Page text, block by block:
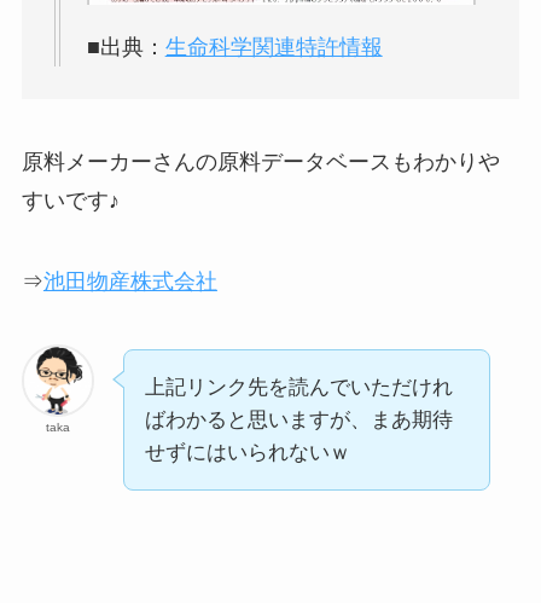
■出典： 生命科学関連特許情報
原料メーカーさんの原料データベースもわかりや
すいです♪
⇒池田物産株式会社
taka
上記リンク先を読んでいただけれ
ばわかると思いますが、まあ期待
せずにはいられないｗ